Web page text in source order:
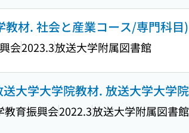
材. 社会と産業コース/専門科目)
会2023.3放送大学附属図書館
大学大学院教材. 放送大学大学
教育振興会2022.3放送大学附属図書館